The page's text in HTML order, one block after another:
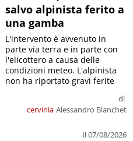
salvo alpinista ferito a
una gamba
cervinia
di
Alessandro Bianchet
il 07/08/2026
L'intervento è avvenuto in
parte via terra e in parte con
l'elicottero a causa delle
condizioni meteo. L'alpinista
non ha riportato gravi ferite